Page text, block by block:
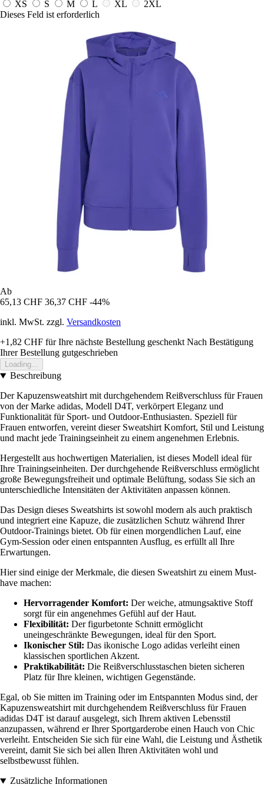
XS S M L XL
2XL
Dieses Feld ist erforderlich
Ab
65,13 CHF 36,37 CHF -44%
inkl. MwSt. zzgl. Versandkosten
+1,82 CHF für Ihre nächste Bestellung geschenkt Nach Bestätigung
Ihrer Bestellung gutgeschrieben
Loading...
Beschreibung
Der Kapuzensweatshirt mit durchgehendem Reißverschluss für Frauen
von der Marke adidas, Modell D4T, verkörpert Eleganz und
Funktionalität für Sport- und Outdoor-Enthusiasten. Speziell für
Frauen entworfen, vereint dieser Sweatshirt Komfort, Stil und Leistung
und macht jede Trainingseinheit zu einem angenehmen Erlebnis.
Hergestellt aus hochwertigen Materialien, ist dieses Modell ideal für
Ihre Trainingseinheiten. Der durchgehende Reißverschluss ermöglicht
große Bewegungsfreiheit und optimale Belüftung, sodass Sie sich an
unterschiedliche Intensitäten der Aktivitäten anpassen können.
Das Design dieses Sweatshirts ist sowohl modern als auch praktisch
und integriert eine Kapuze, die zusätzlichen Schutz während Ihrer
Outdoor-Trainings bietet. Ob für einen morgendlichen Lauf, eine
Gym-Session oder einen entspannten Ausflug, es erfüllt all Ihre
Erwartungen.
Hier sind einige der Merkmale, die diesen Sweatshirt zu einem Must-
have machen:
Hervorragender Komfort: Der weiche, atmungsaktive Stoff
sorgt für ein angenehmes Gefühl auf der Haut.
Flexibilität: Der figurbetonte Schnitt ermöglicht
uneingeschränkte Bewegungen, ideal für den Sport.
Ikonischer Stil: Das ikonische Logo adidas verleiht einen
klassischen sportlichen Akzent.
Praktikabilität: Die Reißverschlusstaschen bieten sicheren
Platz für Ihre kleinen, wichtigen Gegenstände.
Egal, ob Sie mitten im Training oder im Entspannten Modus sind, der
Kapuzensweatshirt mit durchgehendem Reißverschluss für Frauen
adidas D4T ist darauf ausgelegt, sich Ihrem aktiven Lebensstil
anzupassen, während er Ihrer Sportgarderobe einen Hauch von Chic
verleiht. Entscheiden Sie sich für eine Wahl, die Leistung und Ästhetik
vereint, damit Sie sich bei allen Ihren Aktivitäten wohl und
selbstbewusst fühlen.
Zusätzliche Informationen